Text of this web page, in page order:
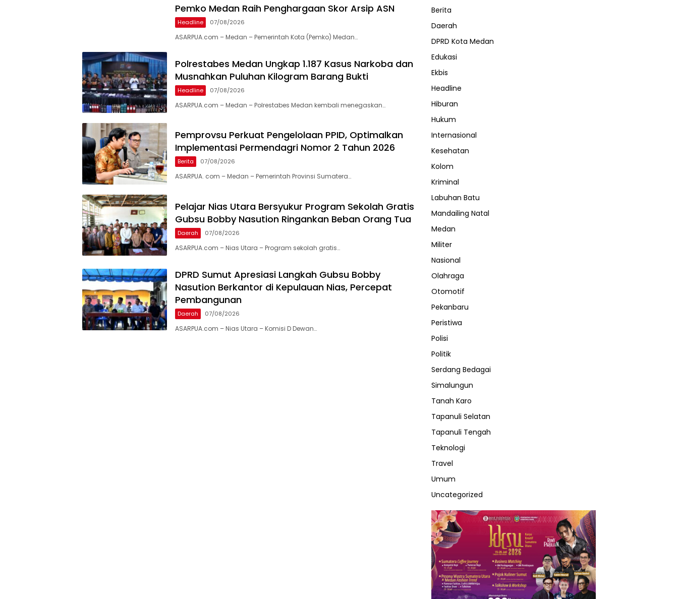
Pemko Medan Raih Penghargaan Skor Arsip ASN
Headline 07/08/2026
ASARPUA.com – Medan – Pemerintah Kota (Pemko) Medan…
Polrestabes Medan Ungkap 1.187 Kasus Narkoba dan
Musnahkan Puluhan Kilogram Barang Bukti
Headline 07/08/2026
ASARPUA.com – Medan – Polrestabes Medan kembali menegaskan…
Pemprovsu Perkuat Pengelolaan PPID, Optimalkan
Implementasi Permendagri Nomor 2 Tahun 2026
Berita 07/08/2026
ASARPUA. com – Medan – Pemerintah Provinsi Sumatera…
Pelajar Nias Utara Bersyukur Program Sekolah Gratis
Gubsu Bobby Nasution Ringankan Beban Orang Tua
Daerah 07/08/2026
ASARPUA.com – Nias Utara – Program sekolah gratis…
DPRD Sumut Apresiasi Langkah Gubsu Bobby
Nasution Berkantor di Kepulauan Nias, Percepat
Pembangunan
Daerah 07/08/2026
ASARPUA.com – Nias Utara – Komisi D Dewan…
Berita
Daerah
DPRD Kota Medan
Edukasi
Ekbis
Headline
Hiburan
Hukum
Internasional
Kesehatan
Kolom
Kriminal
Labuhan Batu
Mandailing Natal
Medan
Militer
Nasional
Olahraga
Otomotif
Pekanbaru
Peristiwa
Polisi
Politik
Serdang Bedagai
Simalungun
Tanah Karo
Tapanuli Selatan
Tapanuli Tengah
Teknologi
Travel
Umum
Uncategorized